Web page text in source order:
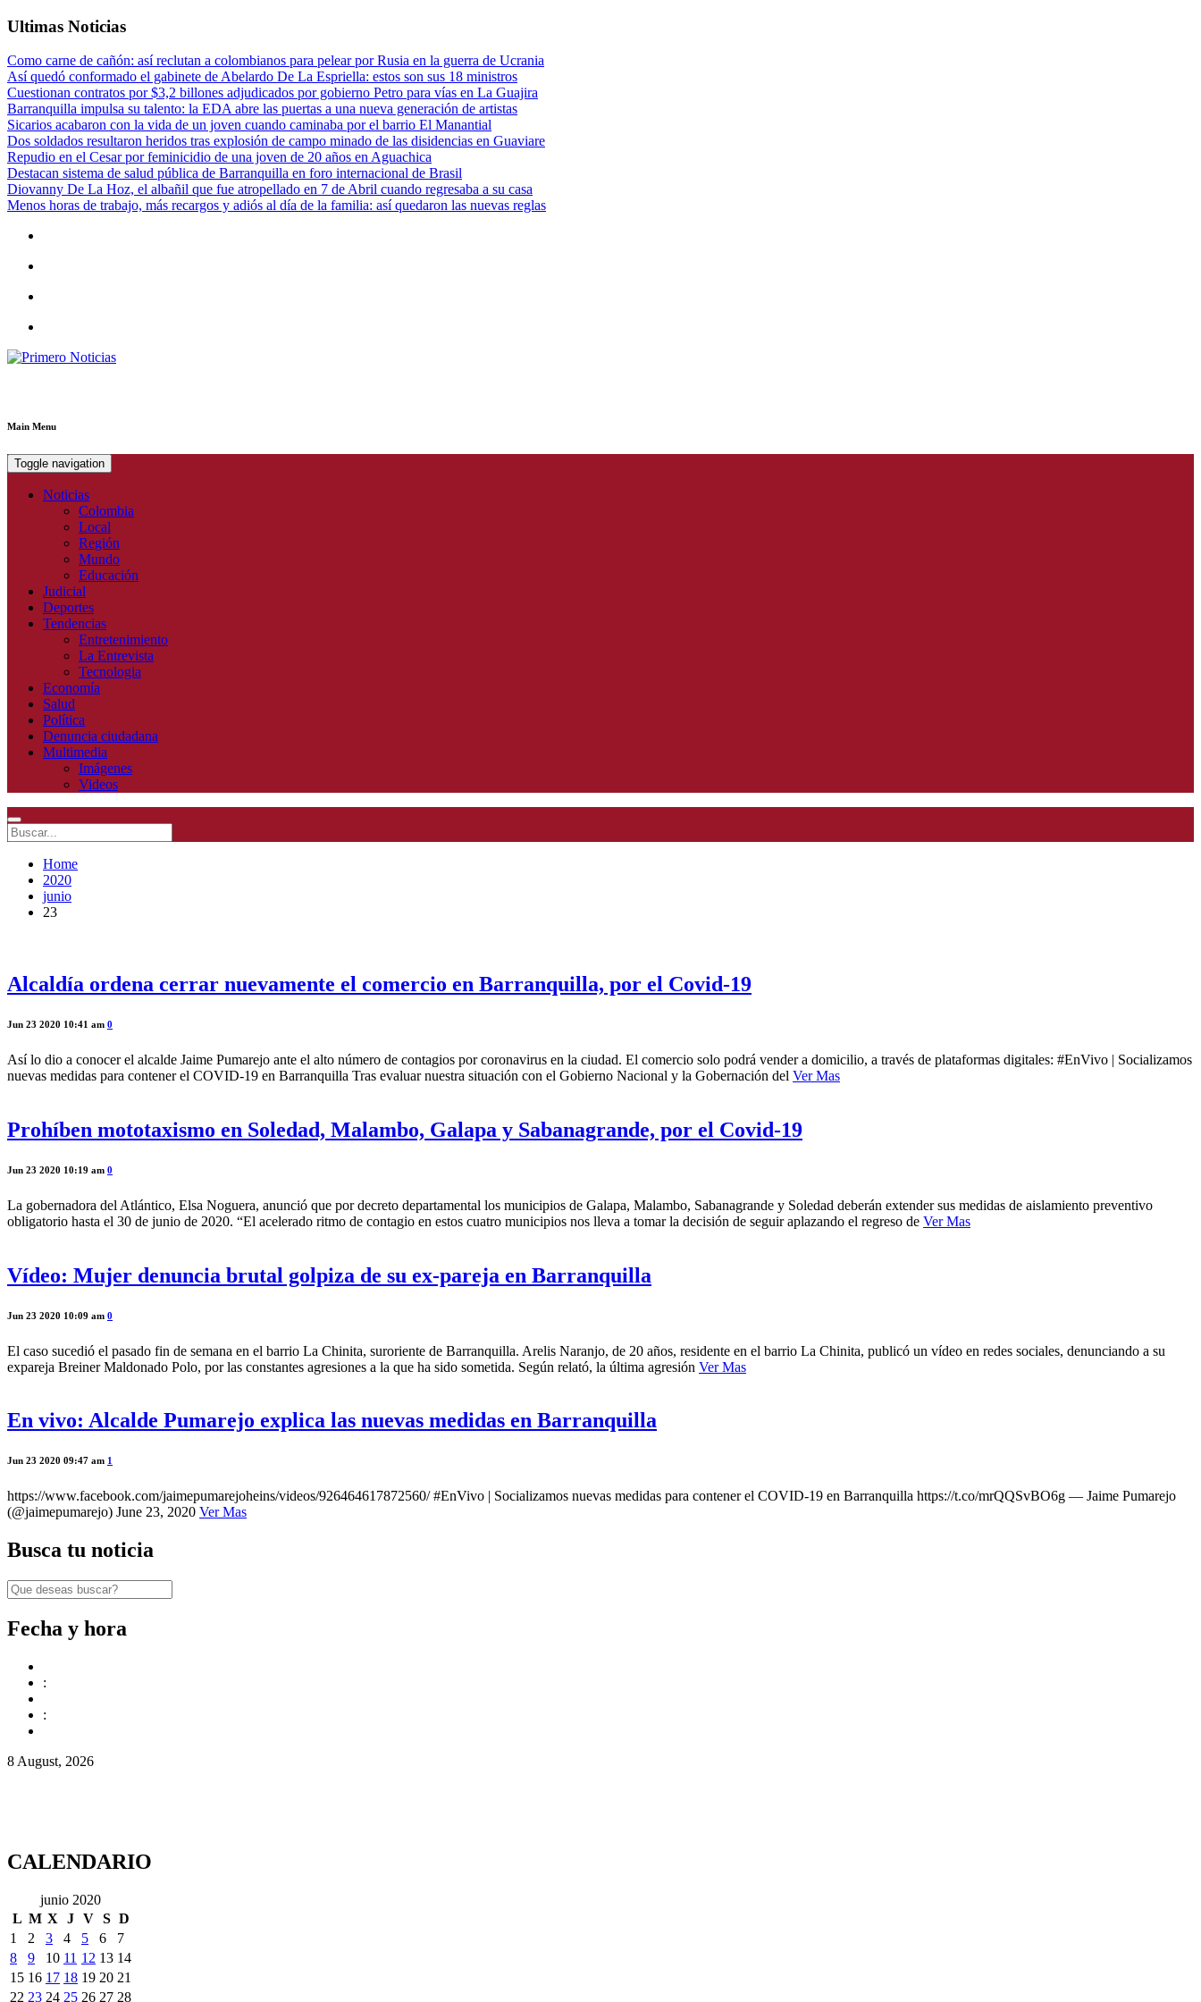
Ultimas Noticias
Como carne de cañón: así reclutan a colombianos para pelear por Rusia en la guerra de Ucrania
Así quedó conformado el gabinete de Abelardo De La Espriella: estos son sus 18 ministros
Cuestionan contratos por $3,2 billones adjudicados por gobierno Petro para vías en La Guajira
Barranquilla impulsa su talento: la EDA abre las puertas a una nueva generación de artistas
Sicarios acabaron con la vida de un joven cuando caminaba por el barrio El Manantial
Dos soldados resultaron heridos tras explosión de campo minado de las disidencias en Guaviare
Repudio en el Cesar por feminicidio de una joven de 20 años en Aguachica
Destacan sistema de salud pública de Barranquilla en foro internacional de Brasil
Diovanny De La Hoz, el albañil que fue atropellado en 7 de Abril cuando regresaba a su casa
Menos horas de trabajo, más recargos y adiós al día de la familia: así quedaron las nuevas reglas
Main Menu
Toggle navigation
Noticias
Colombia
Local
Región
Mundo
Educación
Judicial
Deportes
Tendencias
Entretenimiento
La Entrevista
Tecnologia
Economía
Salud
Política
Denuncia ciudadana
Multimedia
Imágenes
Videos
Home
2020
junio
23
Alcaldía ordena cerrar nuevamente el comercio en Barranquilla, por el Covid-19
Jun 23 2020 10:41 am 0
Así lo dio a conocer el alcalde Jaime Pumarejo ante el alto número de contagios por coronavirus en la ciudad. El comercio solo podrá vender a domicilio, a través de plataformas digitales: #EnVivo | Socializamos
nuevas medidas para contener el COVID-19 en Barranquilla Tras evaluar nuestra situación con el Gobierno Nacional y la Gobernación del Ver Mas
Prohíben mototaxismo en Soledad, Malambo, Galapa y Sabanagrande, por el Covid-19
Jun 23 2020 10:19 am 0
La gobernadora del Atlántico, Elsa Noguera, anunció que por decreto departamental los municipios de Galapa, Malambo, Sabanagrande y Soledad deberán extender sus medidas de aislamiento preventivo
obligatorio hasta el 30 de junio de 2020. “El acelerado ritmo de contagio en estos cuatro municipios nos lleva a tomar la decisión de seguir aplazando el regreso de Ver Mas
Vídeo: Mujer denuncia brutal golpiza de su ex-pareja en Barranquilla
Jun 23 2020 10:09 am 0
El caso sucedió el pasado fin de semana en el barrio La Chinita, suroriente de Barranquilla. Arelis Naranjo, de 20 años, residente en el barrio La Chinita, publicó un vídeo en redes sociales, denunciando a su
expareja Breiner Maldonado Polo, por las constantes agresiones a la que ha sido sometida. Según relató, la última agresión Ver Mas
En vivo: Alcalde Pumarejo explica las nuevas medidas en Barranquilla
Jun 23 2020 09:47 am 1
https://www.facebook.com/jaimepumarejoheins/videos/926464617872560/ #EnVivo | Socializamos nuevas medidas para contener el COVID-19 en Barranquilla https://t.co/mrQQSvBO6g — Jaime Pumarejo
(@jaimepumarejo) June 23, 2020 Ver Mas
Busca tu noticia
Fecha y hora
:
:
8 August, 2026
CALENDARIO
junio 2020
L M X J V S D
1
2 3 4 5 6
7
8
9 10 11 12 13 14
15 16 17 18 19 20 21
22 23 24 25 26 27 28